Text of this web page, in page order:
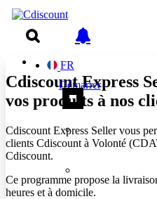
FR
Démarrer
Cdiscount Express
vos produits à nos
Cdiscount Express Seller vous
clients Cdiscount à Volonté
Cdiscount.
Ce programme propose la
heures et à domicile.